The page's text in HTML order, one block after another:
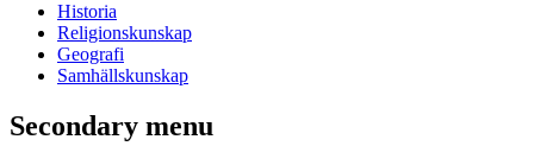
Historia
Religionskunskap
Geografi
Samhällskunskap
Secondary menu